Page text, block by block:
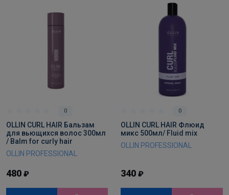
0
OLLIN CURL HAIR Бальзам
для вьющихся волос 300мл
/ Balm for curly hair
OLLIN PROFESSIONAL
480 ₽
0
OLLIN CURL HAIR Флюид
микс 500мл/ Fluid mix
OLLIN PROFESSIONAL
340 ₽